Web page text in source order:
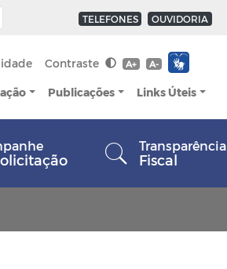
TELEFONES OUVIDORIA
Contraste A+ A-
Publicações Links Úteis
Transparência
Fiscal